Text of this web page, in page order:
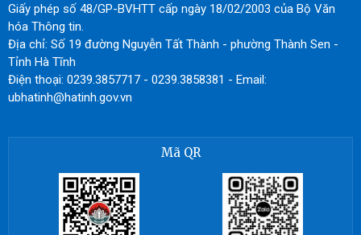
Giấy phép số 48/GP-BVHTT cấp ngày 18/02/2003 của Bộ Văn
hóa Thông tin.
Địa chỉ: Số 19 đường Nguyễn Tất Thành - phường Thành Sen -
Tỉnh Hà Tĩnh
Điện thoại: 0239.3857717 - 0239.3858381 - Email:
ubhatinh@hatinh.gov.vn
Mã QR